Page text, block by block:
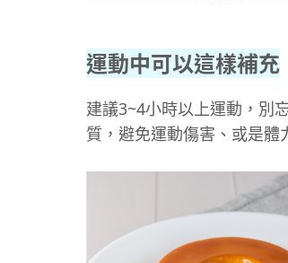
運動中可以這樣補充
建議3~4小時以上運動，別
質，避免運動傷害、或是體